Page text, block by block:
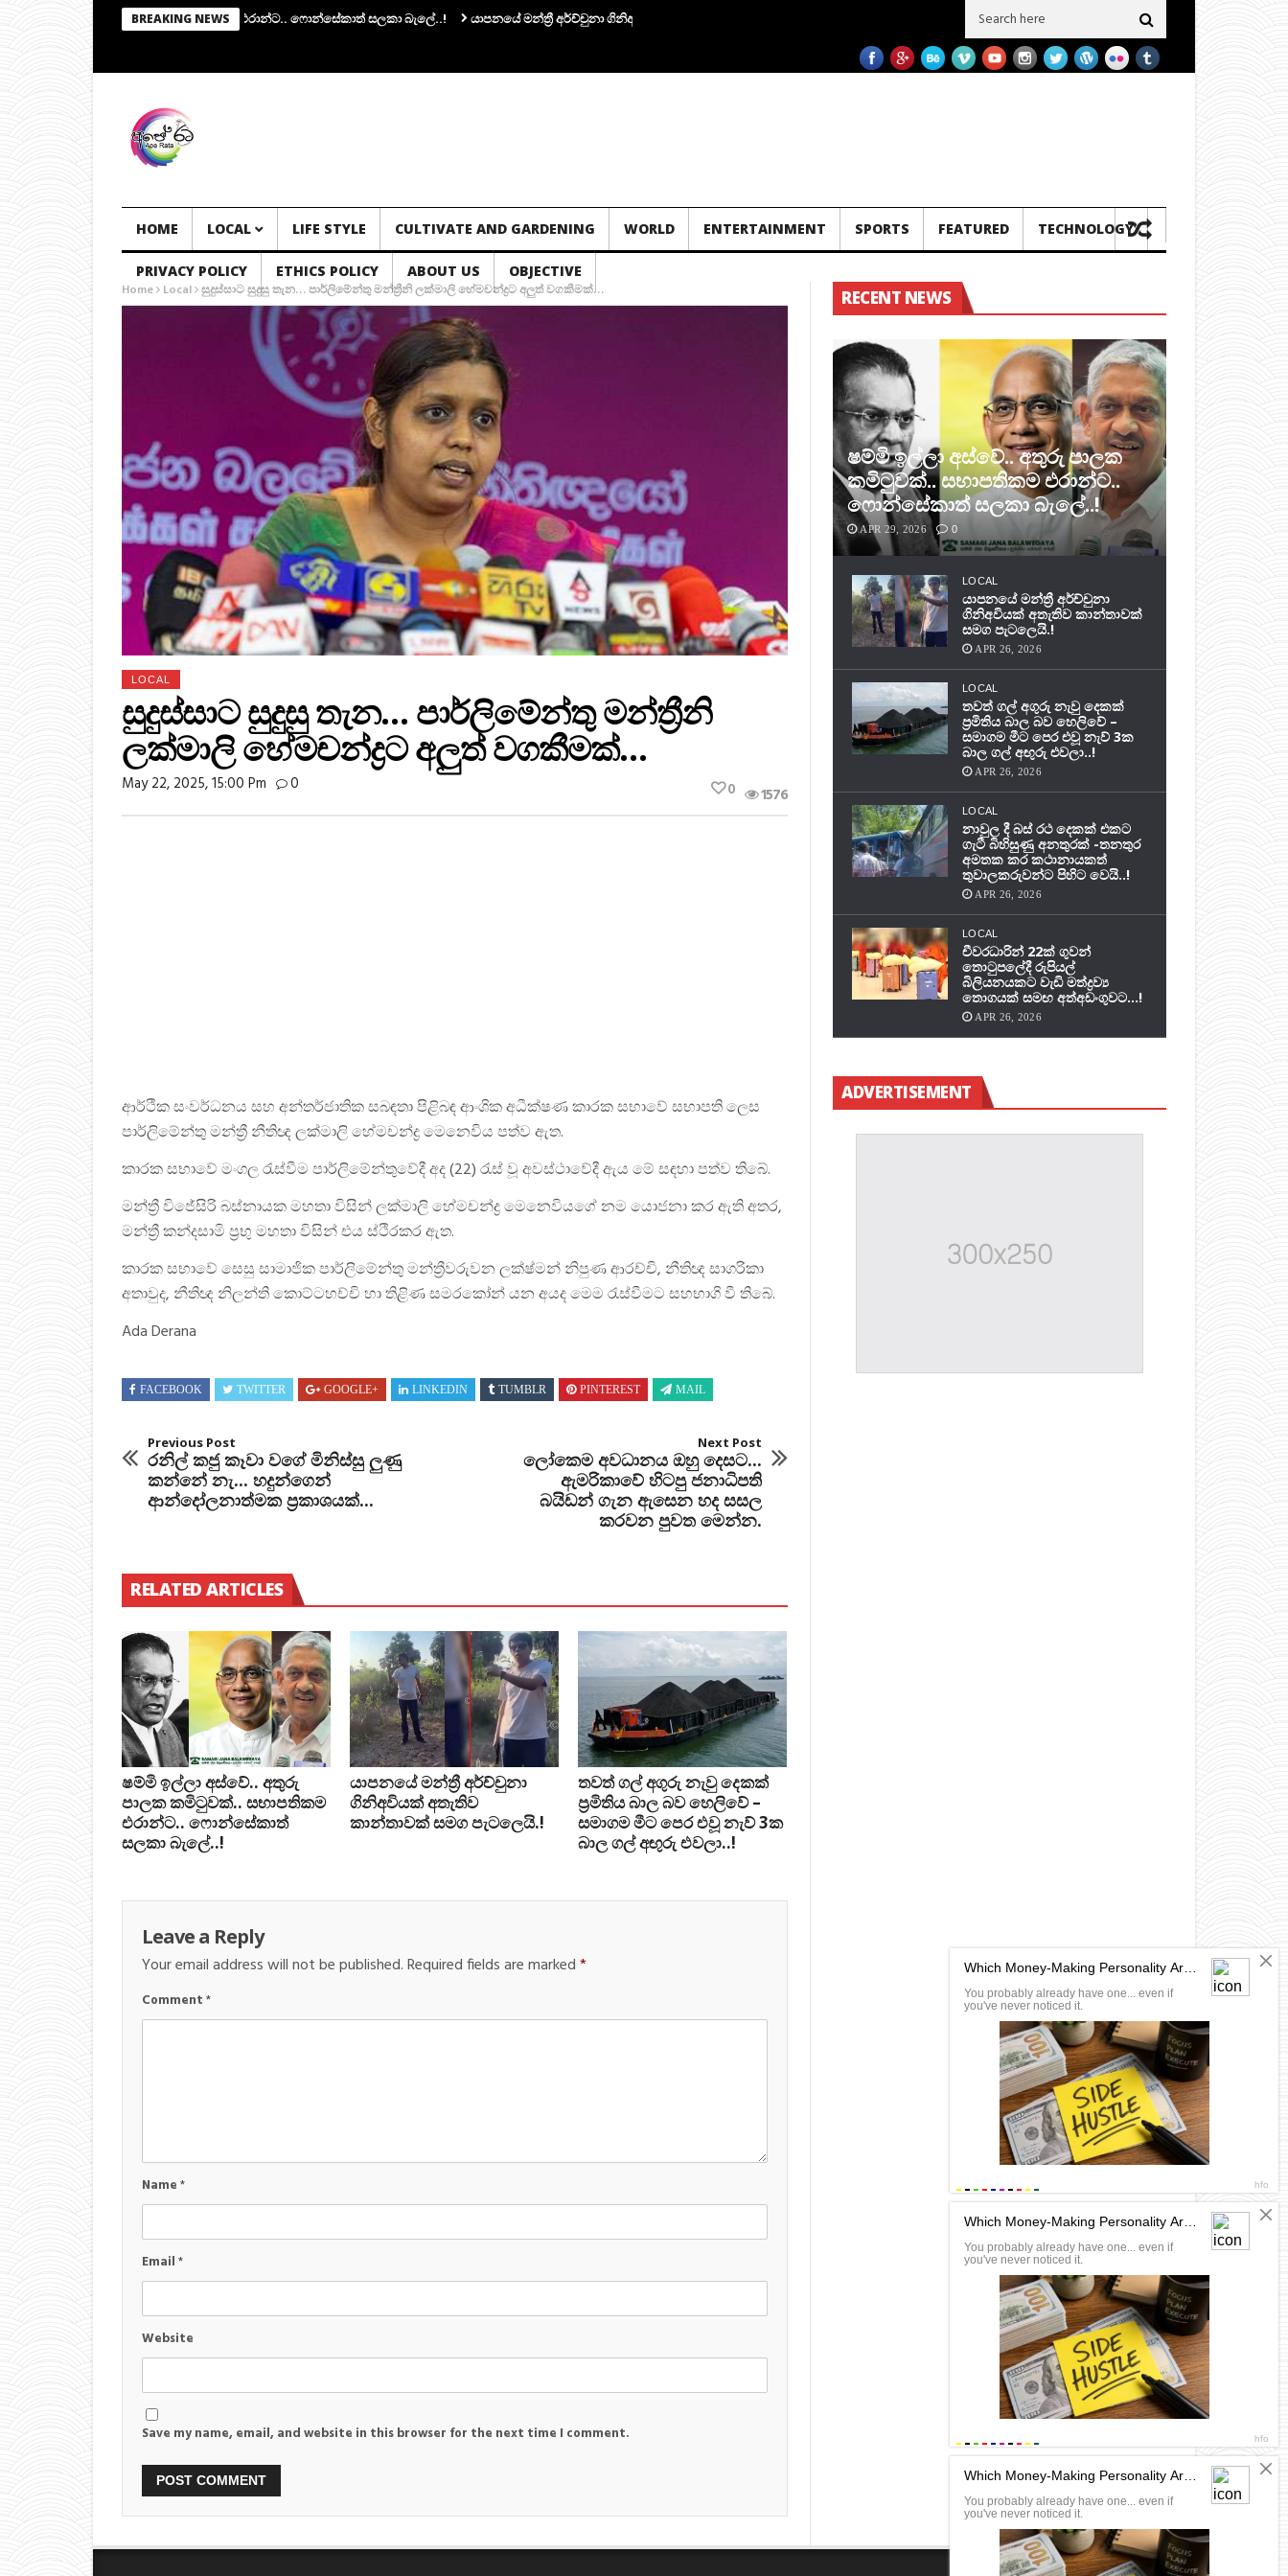
BREAKING NEWS
අතුරු පාලක කමිටුවක්.. සභාපතිකම එරාන්ට.. ෆොන්සේකාත් සලකා බැලේ..! යාපනයේ මන්ත්‍රී අර්ච්චුනා ගිනිඅවියක් අතැතිව කාන්තාවක් සමග පැටලෙයි.! තවත් ගල් අගුරු නැවු දෙකක් ප‍්‍රමිතිය බාල බව හෙලිවේ – සමාගම මීට පෙර එවූ නැව් 3ක
HOME LOCAL LIFE STYLE CULTIVATE AND GARDENING WORLD ENTERTAINMENT SPORTS FEATURED TECHNOLOGY
PRIVACY POLICY ETHICS POLICY ABOUT US OBJECTIVE
Home Local සුදුස්සාට සුදුසු තැන… පාර්ලිමේන්තු මන්ත්‍රීනි ලක්මාලි හේමචන්ද්‍රට අලුත් වගකීමක්…
LOCAL
සුදුස්සාට සුදුසු තැන… පාර්ලිමේන්තු මන්ත්‍රීනි
ලක්මාලි හේමචන්ද්‍රට අලුත් වගකීමක්…
May 22, 2025, 15:00 Pm 0 1576
0
ආර්ථික සංවර්ධනය සහ අන්තර්ජාතික සබඳතා පිළිබඳ ආංශික අධීක්ෂණ කාරක සභාවේ සභාපති ලෙස
පාර්ලිමේන්තු මන්ත්‍රී නීතිඥ ලක්මාලි හේමචන්ද්‍ර මෙනෙවිය පත්ව ඇත.
කාරක සභාවේ මංගල රැස්වීම පාර්ලිමේන්තුවේදී අද (22) රැස් වූ අවස්ථාවේදී ඇය මේ සඳහා පත්ව තිබේ.
මන්ත්‍රී විජේසිරි බස්නායක මහතා විසින් ලක්මාලි හේමචන්ද්‍ර මෙනෙවියගේ නම යොජනා කර ඇති අතර,
මන්ත්‍රී කන්දසාමි ප්‍රභු මහතා විසින් එය ස්ථිරකර ඇත.
කාරක සභාවේ සෙසු සාමාජික පාර්ලිමේන්තු මන්ත්‍රීවරුවන ලක්ෂ්මන් නිපුණ ආරච්චි, නීතිඥ සාගරිකා
අතාවුද, නීතිඥ නිලන්ති කොට්ටහච්චි හා තිළිණ සමරකෝන් යන අයද මෙම රැස්වීමට සහභාගි වී තිබේ.
Ada Derana
FACEBOOK TWITTER GOOGLE+ LINKEDIN TUMBLR PINTEREST MAIL
Previous Post
රනිල් කජු කෑවා වගේ මිනිස්සු ලුණු
කන්නේ නැ... හදුන්ගෙන්
ආන්දෝලනාත්මක ප්‍රකාශයක්...
Next Post
ලෝකෙම අවධානය ඔහු දෙසට...
ඇමරිකාවේ හිටපු ජනාධිපති
බයිඩන් ගැන ඇසෙන හද සසල
කරවන පුවත මෙන්න.
RELATED ARTICLES
ෂම්මි ඉල්ලා අස්වේ.. අතුරු
පාලක කමිටුවක්.. සභාපතිකම
එරාන්ට.. ෆොන්සේකාත්
සලකා බැලේ..!
යාපනයේ මන්ත්‍රී අර්ච්චුනා
ගිනිඅවියක් අතැතිව
කාන්තාවක් සමග පැටලෙයි.!
තවත් ගල් අගුරු නැවු දෙකක්
ප‍්‍රමිතිය බාල බව හෙලිවේ –
සමාගම මීට පෙර එවූ නැව් 3ක
බාල ගල් අඟුරු එවලා..!
Leave a Reply
Your email address will not be published.Required fields are marked*
Comment*
Name*
Email*
Website
Save my name, email, and website in this browser for the next time I comment.
RECENT NEWS
ෂම්මි ඉල්ලා අස්වේ.. අතුරු පාලක
කමිටුවක්.. සභාපතිකම එරාන්ට..
ෆොන්සේකාත් සලකා බැලේ..!
APR 29, 2026 0
LOCAL
යාපනයේ මන්ත්‍රී අර්ච්චුනා
ගිනිඅවියක් අතැතිව කාන්තාවක්
සමග පැටලෙයි.!
APR 26, 2026
LOCAL
තවත් ගල් අගුරු නැවු දෙකක්
ප‍්‍රමිතිය බාල බව හෙලිවේ –
සමාගම මීට පෙර එවූ නැව් 3ක
බාල ගල් අඟුරු එවලා..!
APR 26, 2026
LOCAL
නාවුල දී බස් රථ දෙකක් එකට
ගැටී බිහිසුණු අනතුරක් -තනතුර
අමතක කර කථානායකත්
තුවාලකරුවන්ට පිහිට වෙයි..!
APR 26, 2026
LOCAL
චීවරධාරින් 22ක් ගුවන්
තොටුපලේදී රුපියල්
බිලියනයකට වැඩි මත්ද්‍රව්‍ය
තොගයක් සමඟ අත්අඩංගුවට…!
APR 26, 2026
ADVERTISEMENT